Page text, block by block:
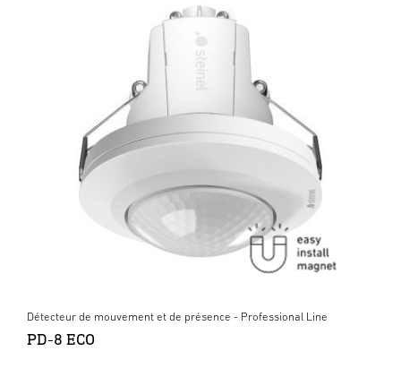
Détecteur de mouvement et de présence - Professional Line
PD-8 ECO